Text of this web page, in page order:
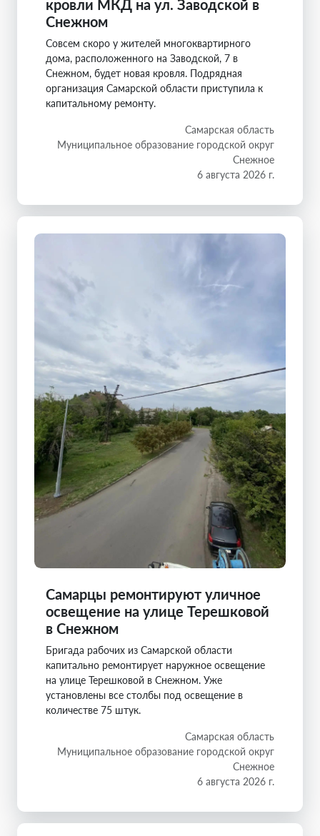
кровли МКД на ул. Заводской в
Снежном
Совсем скоро у жителей многоквартирного
дома, расположенного на Заводской, 7 в
Снежном, будет новая кровля. Подрядная
организация Самарской области приступила к
капитальному ремонту.
Самарская область
Муниципальное образование городской округ
Снежное
6 августа 2026 г.
Самарцы ремонтируют уличное
освещение на улице Терешковой
в Снежном
Бригада рабочих из Самарской области
капитально ремонтирует наружное освещение
на улице Терешковой в Снежном. Уже
установлены все столбы под освещение в
количестве 75 штук.
Самарская область
Муниципальное образование городской округ
Снежное
6 августа 2026 г.